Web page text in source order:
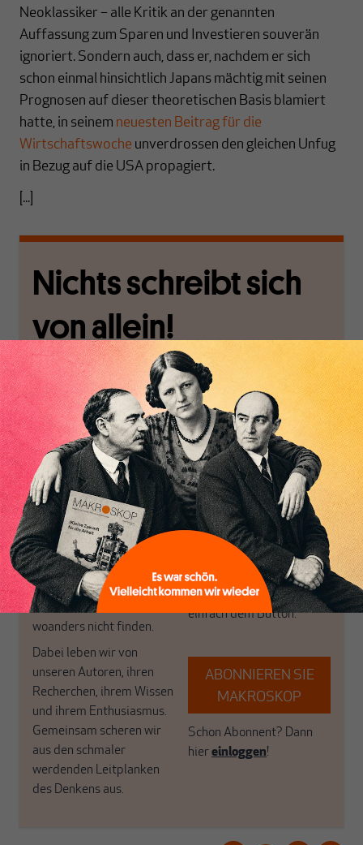
Neoklassiker – alle Kritik an der genannten
Auffassung zum Sparen und Investieren souverän
ignoriert. Sondern auch, dass er, nachdem er sich
schon einmal hinsichtlich Japans mächtig mit seinen
Prognosen auf dieser theoretischen Basis blamiert
hatte, in seinem neuesten Beitrag für die
Wirtschaftswoche unverdrossen den gleichen Unfug
in Bezug auf die USA propagiert.
[...]
Nichts schreibt sich
von allein!
Nur für Abonnenten
MAKROSKOP analysiert
wirtschaftspolitische
Themen aus einer
postkeynesianischen
Perspektive und ist damit
in Deutschland einzigartig.
MAKROSKOP steht für
das große Ganze. Wir
haben einen Blick auf
Geld, Wirtschaft und
Politik, den Sie so
woanders nicht finden.
Dabei leben wir von
unseren Autoren, ihren
Recherchen, ihrem Wissen
und ihrem Enthusiasmus.
Gemeinsam scheren wir
aus den schmaler
werdenden Leitplanken
des Denkens aus.
Wir verlassen die
journalistische Filterblase,
in der sich viele
eingerichtet haben. Wir
öffnen Fenster und
bringen frische Luft in die
engen und verstaubten
Debattenräume.
Brauchen Sie auch frische
Luft? Dann folgen Sie
einfach dem Button.
ABONNIEREN SIE
MAKROSKOP
Schon Abonnent? Dann
hiereinloggen!